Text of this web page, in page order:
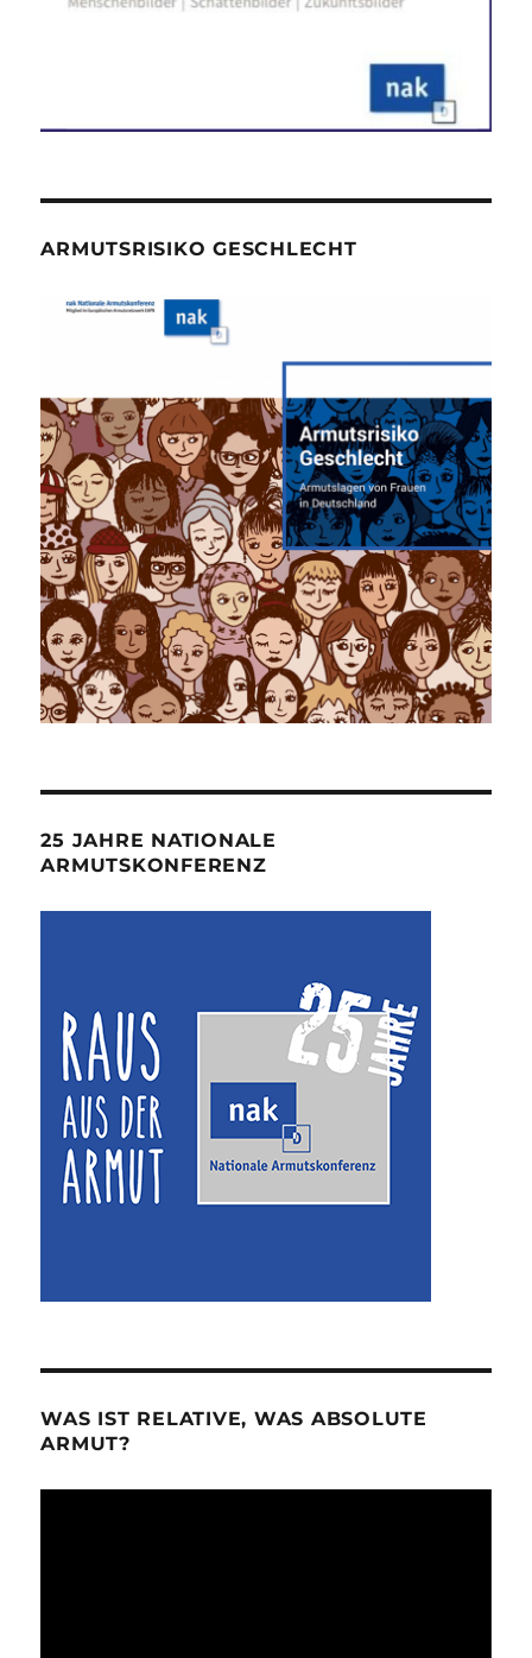
ARMUTSRISIKO GESCHLECHT
25 JAHRE NATIONALE
ARMUTSKONFERENZ
WAS IST RELATIVE, WAS ABSOLUTE
ARMUT?